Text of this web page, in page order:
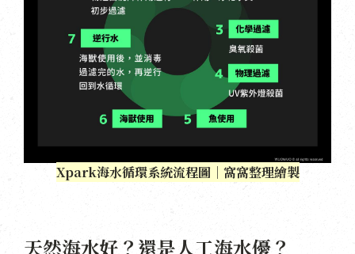
Xpark海水循環系統流程圖｜窩窩整理繪製
天然海水好？還是人工海水優？